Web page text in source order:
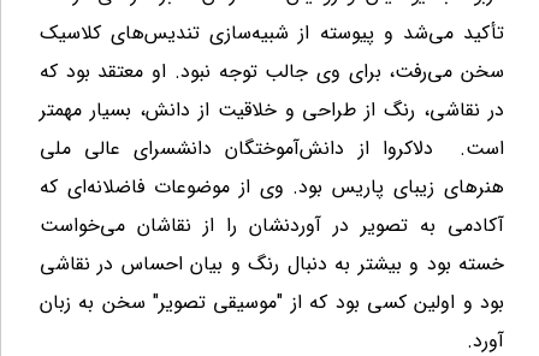
تأکید می‌شد و پیوسته از شبیه‌سازی تندیس‌های کلاسیک
سخن می‌رفت، برای وی جالب توجه نبود. او معتقد بود که
در نقاشی، رنگ از طراحی و خلاقیت از دانش، بسیار مهمتر
است. دلاکروا از دانش‌آموختگان دانشسرای عالی ملی
هنرهای زیبای پاریس بود. وی از موضوعات فاضلانه‌ای که
آکادمی به تصویر در آوردنشان را از نقاشان می‌خواست
خسته بود و بیشتر به دنبال رنگ و بیان احساس در نقاشی
بود و اولین کسی بود که از "موسیقی تصویر" سخن به زبان
آورد.